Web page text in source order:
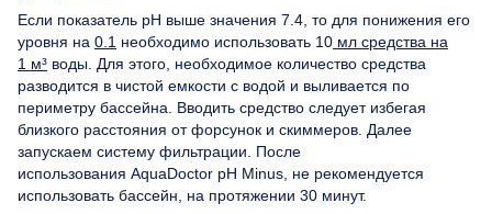
Если показатель рН выше значения 7.4, то для понижения его
уровня на 0.1 необходимо использовать 10 мл средства на
1 м³ воды. Для этого, необходимое количество средства
разводится в чистой емкости с водой и выливается по
периметру бассейна. Вводить средство следует избегая
близкого расстояния от форсунок и скиммеров. Далее
запускаем систему фильтрации. После
использования AquaDoctor pH Minus, не рекомендуется
использовать бассейн, на протяжении 30 минут.